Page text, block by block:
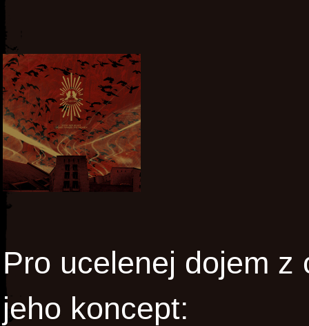
Pro ucelenej dojem
jeho koncept: